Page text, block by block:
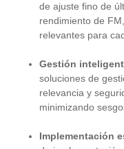
de ajuste fino de
rendimiento de
relevantes para
Gestión
soluciones de
relevancia y
minimizando
Implementación